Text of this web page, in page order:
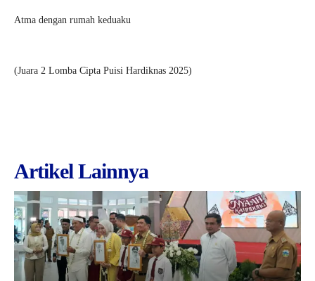
Atma dengan rumah keduaku
(Juara 2 Lomba Cipta Puisi Hardiknas 2025)
Artikel Lainnya